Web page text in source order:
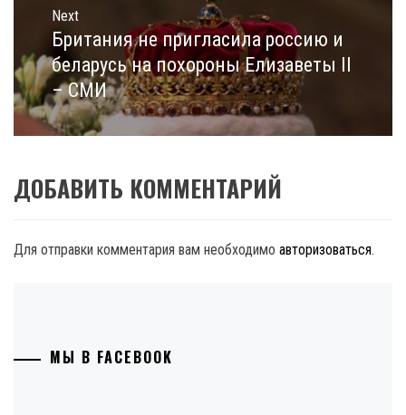
Next
Next
post:
Британия не пригласила россию и
беларусь на похороны Елизаветы II
– СМИ
ДОБАВИТЬ КОММЕНТАРИЙ
Для отправки комментария вам необходимо авторизоваться.
МЫ В FACEBOOK